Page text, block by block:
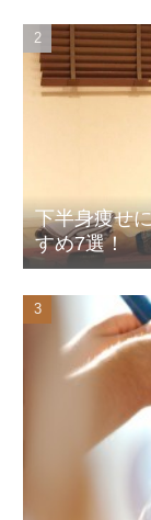
下半身痩せ
すめ7選！